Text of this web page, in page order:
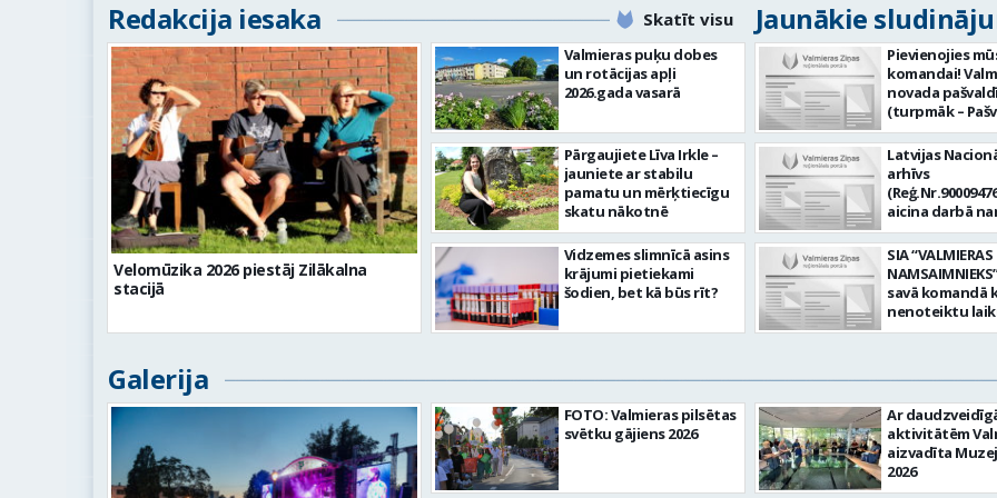
Redakcija iesaka Skatīt visu Jaunākie
Velomūzika 2026 piestāj Zilākalna
stacijā
Valmieras puķu dobes
un rotācijas apļi
2026.gada vasarā
Pārgaujiete Līva Irkle –
jauniete ar stabilu
pamatu un mērķtiecīgu
skatu nākotnē
Vidzemes slimnīcā asins
krājumi pietiekami
šodien, bet kā būs rīt?
Pievienojies
komandai!
novada
(turpmāk –
aicina darbā
Informācijas
centra (ITC)
tehnoloģiju
vieta: Rūjienas
Naukšēnu
teritorijās Ja
vēlme:
informācijas un
komunikācijas
IKT) saistīto
un operatīvu
nodrošināt
datortehnikas
atbalstu un ar to
saistīto
Latvijas
arhīvs
aicina darbā
pārzini (uz
laiku)
valsts arhīvā Mēs
Valmieras
arhīvā
dokumentāro
mantojumu.
pārraudzībā un
zonā ietilpst
Valkas,
Limbažu novadi.
SIA “VALMIERAS
savā komandā
nenoteiktu
SPECIALIZĒTĀ
pienākumi:
apkalpot
(arī kravas)
uzturēt
automobili
kārtībā. veikt
Galerija
FOTO: Valmieras pilsētas
svētku gājiens 2026
Ar
aktivitātēm
aizvadīta
2026